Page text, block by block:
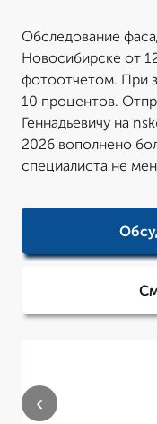
Обследование
Новосибирске от
фотоотчетом. При
10 процентов.
Геннадьевичу на
2026 вополнено
специалиста не
‹